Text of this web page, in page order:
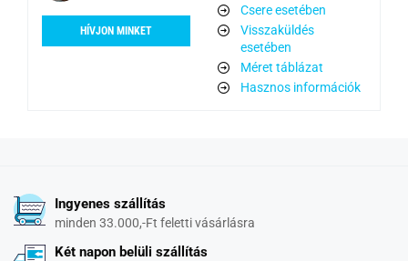
HÍVJON MINKET
Csere esetében
Visszaküldés
esetében
Méret táblázat
Hasznos információk
Ingyenes szállítás
minden 33.000,-Ft feletti vásárlásra
Két napon belüli szállítás